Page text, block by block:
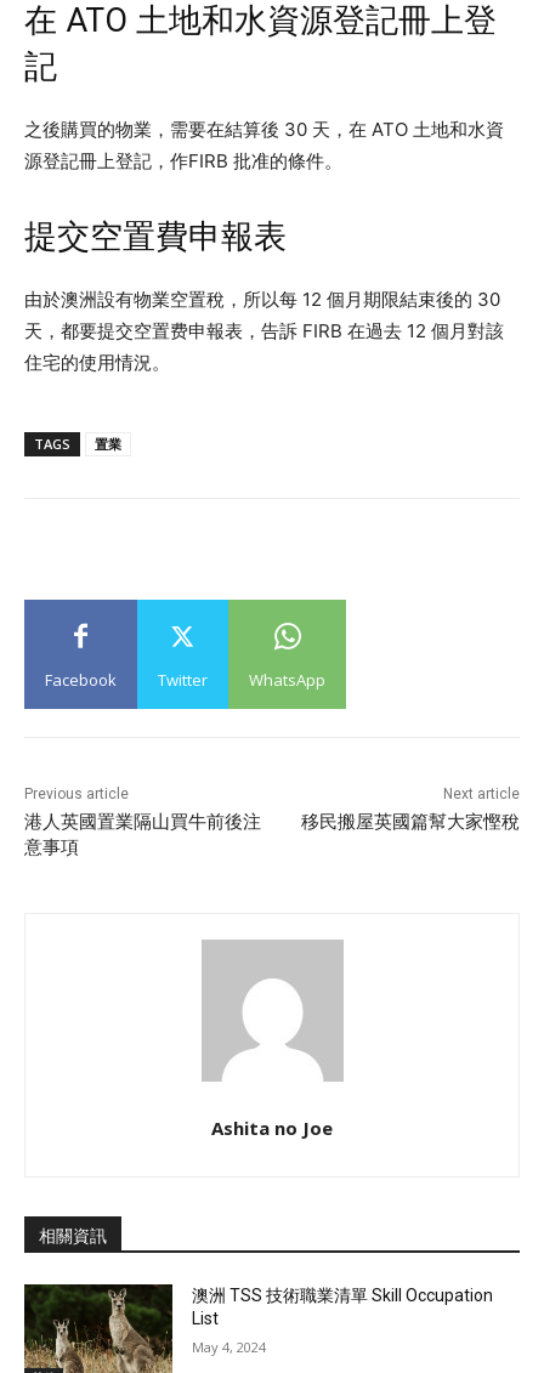
在 ATO 土地和水資源登記冊上登
記
之後購買的物業，需要在結算後 30 天，在 ATO 土地和水資
源登記冊上登記，作FIRB 批准的條件。
提交空置費申報表
由於澳洲設有物業空置稅，所以每 12 個月期限結束後的 30
天，都要提交空置费申報表，告訴 FIRB 在過去 12 個月對該
住宅的使用情況。
TAGS 置業
Facebook Twitter WhatsApp
Previous article
港人英國置業隔山買牛前後注
意事項
Next article
移民搬屋英國篇幫大家慳稅
Ashita no Joe
相關資訊
澳洲 TSS 技術職業清單 Skill Occupation
List
May 4, 2024